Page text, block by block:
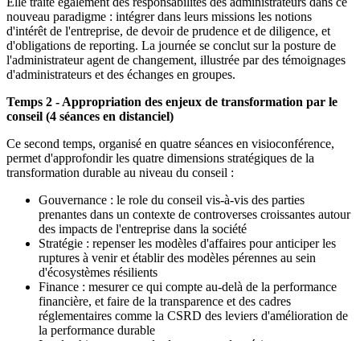
nouveau paradigme : intégrer dans leurs missions les notions
d'intérêt de l'entreprise, de devoir de prudence et de diligence, et
d'obligations de reporting. La journée se conclut sur la posture de
l'administrateur agent de changement, illustrée par des témoignages
d'administrateurs et des échanges en groupes.
Temps 2 - Appropriation des enjeux de transformation par le
conseil (4 séances en distanciel)
Ce second temps, organisé en quatre séances en visioconférence,
permet d'approfondir les quatre dimensions stratégiques de la
transformation durable au niveau du conseil :
Gouvernance : le role du conseil vis-à-vis des parties
prenantes dans un contexte de controverses croissantes autour
des impacts de l'entreprise dans la société
Stratégie : repenser les modèles d'affaires pour anticiper les
ruptures à venir et établir des modèles pérennes au sein
d'écosystèmes résilients
Finance : mesurer ce qui compte au-delà de la performance
financière, et faire de la transparence et des cadres
réglementaires comme la CSRD des leviers d'amélioration de
la performance durable